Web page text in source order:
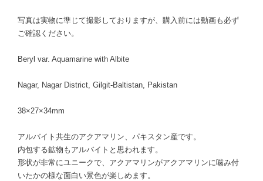
写真は実物に準じて撮影しておりますが、購入前には動画も必ず
ご確認ください。
Beryl var. Aquamarine with Albite
Nagar, Nagar District, Gilgit-Baltistan, Pakistan
38×27×34mm
アルバイト共生のアクアマリン、パキスタン産です。
内包する鉱物もアルバイトと思われます。
形状が非常にユニークで、アクアマリンがアクアマリンに噛み付
いたかの様な面白い景色が楽しめます。